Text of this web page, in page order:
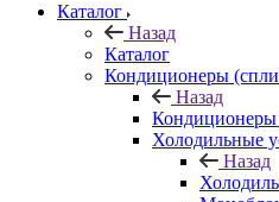
Каталог
Назад
Каталог
Кондиционеры
Назад
Кондиционеры
Холодильные
Назад